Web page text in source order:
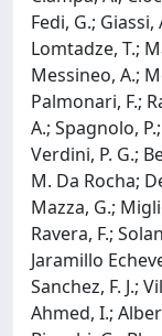
Fedi, G.;
Lomtadze, T.;
Messineo, A.;
Palmonari, F.;
A.; Spagnolo,
Verdini, P. G.;
M. Da Rocha;
Mazza, G.;
Ravera, F.;
Jaramillo
Sanchez, F. J.;
Ahmed, I.;